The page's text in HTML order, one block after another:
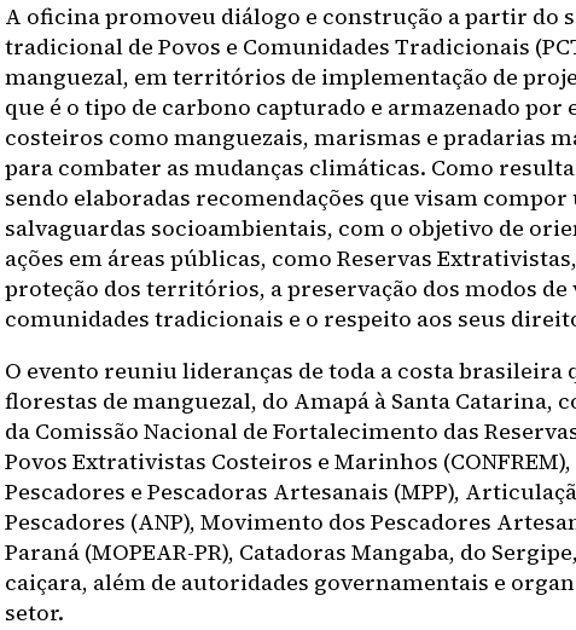
A oficina promoveu diálogo e construção a partir do
tradicional de Povos e Comunidades Tradicionais
manguezal, em territórios de implementação de
que é o tipo de carbono capturado e armazenado por
costeiros como manguezais, marismas e pradarias
para combater as mudanças climáticas. Como
sendo elaboradas recomendações que visam
salvaguardas socioambientais, com o objetivo de
ações em áreas públicas, como Reservas
proteção dos territórios, a preservação dos modos de
comunidades tradicionais e o respeito aos seus
O evento reuniu lideranças de toda a costa brasileira
florestas de manguezal, do Amapá à Santa Catarina,
da Comissão Nacional de Fortalecimento das
Povos Extrativistas Costeiros e Marinhos
Pescadores e Pescadoras Artesanais (MPP),
Pescadores (ANP), Movimento dos Pescadores
Paraná (MOPEAR-PR), Catadoras Mangaba, do
caiçara, além de autoridades governamentais e
setor.